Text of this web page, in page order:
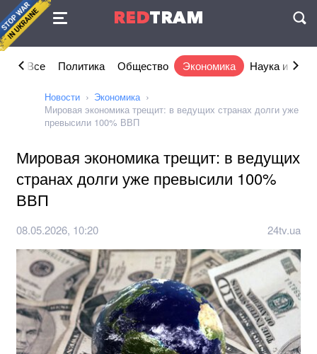
REDTRAM
Соглашение
Все Политика Общество Экономика Наука и IT
Новости
Экономика
Мировая экономика трещит: в ведущих странах долги уже
превысили 100% ВВП
Мировая экономика трещит: в ведущих
странах долги уже превысили 100%
ВВП
08.05.2026, 10:20 24tv.ua